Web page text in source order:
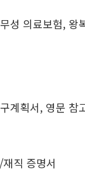
성 의료보험, 왕
획서, 영문 참
직 증명서